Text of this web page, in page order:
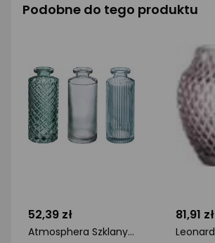
Podobne do tego produktu
52,39 zł
Atmosphera Szklany wazon SINGLE, 3 sztuki w komplecie
81,91 zł